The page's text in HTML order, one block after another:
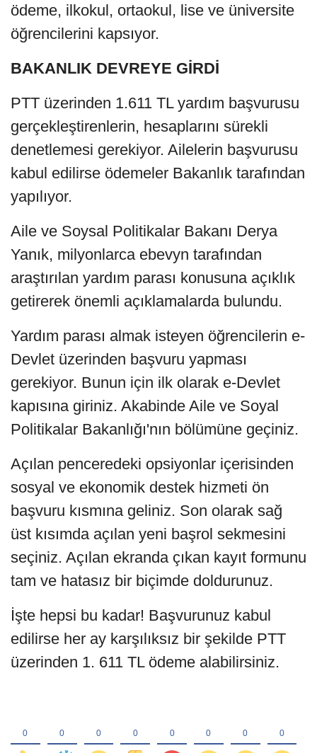
ödeme, ilkokul, ortaokul, lise ve üniversite
öğrencilerini kapsıyor.
BAKANLIK DEVREYE GİRDİ
PTT üzerinden 1.611 TL yardım başvurusu
gerçekleştirenlerin, hesaplarını sürekli
denetlemesi gerekiyor. Ailelerin başvurusu
kabul edilirse ödemeler Bakanlık tarafından
yapılıyor.
Aile ve Soysal Politikalar Bakanı Derya
Yanık, milyonlarca ebevyn tarafından
araştırılan yardım parası konusuna açıklık
getirerek önemli açıklamalarda bulundu.
Yardım parası almak isteyen öğrencilerin e-
Devlet üzerinden başvuru yapması
gerekiyor. Bunun için ilk olarak e-Devlet
kapısına giriniz. Akabinde Aile ve Soyal
Politikalar Bakanlığı'nın bölümüne geçiniz.
Açılan penceredeki opsiyonlar içerisinden
sosyal ve ekonomik destek hizmeti ön
başvuru kısmına geliniz. Son olarak sağ
üst kısımda açılan yeni başrol sekmesini
seçiniz. Açılan ekranda çıkan kayıt formunu
tam ve hatasız bir biçimde doldurunuz.
İşte hepsi bu kadar! Başvurunuz kabul
edilirse her ay karşılıksız bir şekilde PTT
üzerinden 1. 611 TL ödeme alabilirsiniz.